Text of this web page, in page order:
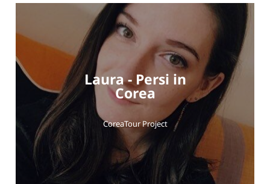
Laura - Persi in
Corea
CoreaTour Project